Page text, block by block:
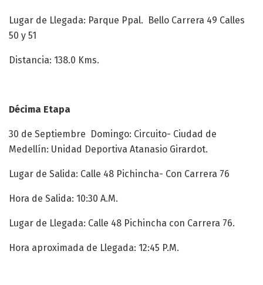
Lugar de Llegada: Parque Ppal. Bello Carrera 49 Calles
50 y 51
Distancia: 138.0 Kms.
Décima Etapa
30 de Septiembre Domingo: Circuito- Ciudad de
Medellín: Unidad Deportiva Atanasio Girardot.
Lugar de Salida: Calle 48 Pichincha- Con Carrera 76
Hora de Salida: 10:30 A.M.
Lugar de Llegada: Calle 48 Pichincha con Carrera 76.
Hora aproximada de Llegada: 12:45 P.M.